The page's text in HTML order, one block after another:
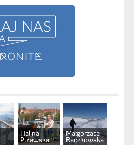
Halina
Puławska
Małgorzata
Raczkowska